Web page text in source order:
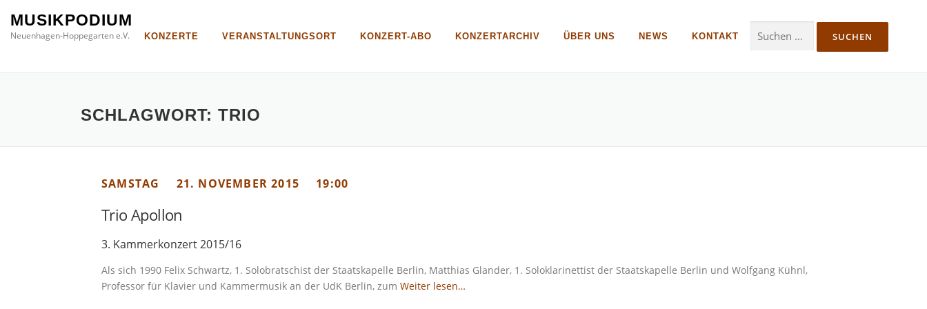
zum
Inhalt
MUSIKPODIUM
Neuenhagen-Hoppegarten e.V. KONZERTE VERANSTALTUNGSORT KONZERT-ABO KONZERTARCHIV ÜBER UNS NEWS KONTAKT Suche nach:
SCHLAGWORT: TRIO
SAMSTAG 21. NOVEMBER 2015 19:00
Trio Apollon
3. Kammerkonzert 2015/16
Als sich 1990 Felix Schwartz, 1. Solobratschist der Staatskapelle Berlin, Matthias Glander, 1. Soloklarinettist der Staatskapelle Berlin und Wolfgang Kühnl,
Professor für Klavier und Kammermusik an der UdK Berlin, zum Weiter lesen…